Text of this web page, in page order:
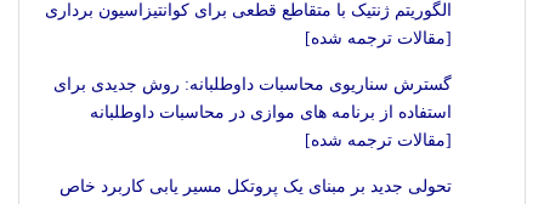
الگوریتم ژنتیک با متقاطع قطعی برای کوانتیزاسیون برداری
[مقالات ترجمه شده]
گسترش سناریوی محاسبات داوطلبانه: روش جدیدی برای
استفاده از برنامه های موازی در محاسبات داوطلبانه
[مقالات ترجمه شده]
تحولی جدید بر مبنای یک پروتکل مسیر یابی کاربرد خاص